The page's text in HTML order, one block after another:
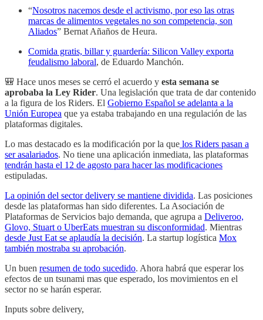
“Nosotros nacemos desde el activismo, por eso las otras
marcas de alimentos vegetales no son competencia, son
Aliados” Bernat Añaños de Heura.
Comida gratis, billar y guardería: Silicon Valley exporta
feudalismo laboral, de Eduardo Manchón.
🎒 Hace unos meses se cerró el acuerdo y esta semana se
aprobaba la Ley Rider. Una legislación que trata de dar contenido
a la figura de los Riders. El Gobierno Español se adelanta a la
Unión Europea que ya estaba trabajando en una regulación de las
plataformas digitales.
Lo mas destacado es la modificación por la que los Riders pasan a
ser asalariados. No tiene una aplicación inmediata, las plataformas
tendrán hasta el 12 de agosto para hacer las modificaciones
estipuladas.
La opinión del sector delivery se mantiene dividida. Las posiciones
desde las plataformas han sido diferentes. La Asociación de
Plataformas de Servicios bajo demanda, que agrupa a Deliveroo,
Glovo, Stuart o UberEats muestran su disconformidad. Mientras
desde Just Eat se aplaudía la decisión. La startup logística Mox
también mostraba su aprobación.
Un buen resumen de todo sucedido. Ahora habrá que esperar los
efectos de un tsunami mas que esperado, los movimientos en el
sector no se harán esperar.
Inputs sobre delivery,